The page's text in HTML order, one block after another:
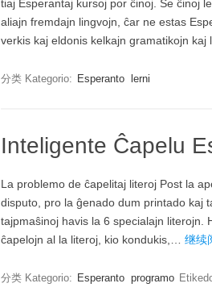
tiaj Esperantaj kursoj por ĉinoj. Se ĉinoj
aliajn fremdajn lingvojn, ĉar ne estas
verkis kaj eldonis kelkajn gramatikojn kaj
分类 Kategorio: Esperanto lerni
Inteligente Ĉapelu
La problemo de ĉapelitaj literoj Post la
disputo, pro la ĝenado dum printado kaj
tajpmaŝinoj havis la 6 specialajn literojn.
ĉapelojn al la literoj, kio kondukis,… 继续
分类 Kategorio: Esperanto programo